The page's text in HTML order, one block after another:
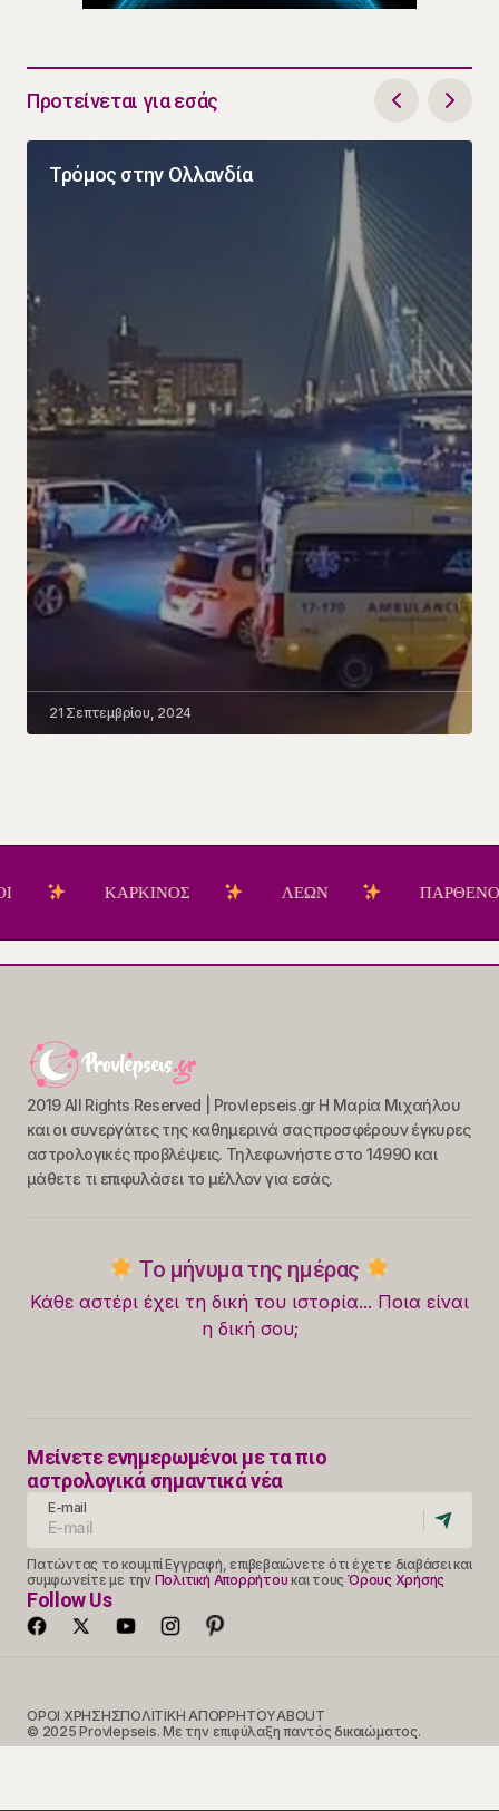
Προτείνεται για εσάς
Τρόμος στην Ολλανδία
21 Σεπτεμβρίου, 2024
ΚΑΡΚΙΝΟΣ ΛΕΩΝ ΠΑΡΘΕΝΟΣ
2019 All Rights Reserved | Provlepseis.gr Η Μαρία Μιχαήλου
και οι συνεργάτες της καθημερινά σας προσφέρουν έγκυρες
αστρολογικές προβλέψεις. Τηλεφωνήστε στο 14990 και
μάθετε τι επιφυλάσει το μέλλον για εσάς.
Το μήνυμα της ημέρας
Κάθε αστέρι έχει τη δική του ιστορία... Ποια είναι
η δική σου;
Μείνετε ενημερωμένοι με τα πιο
αστρολογικά σημαντικά νέα
E-mail
Πατώντας το κουμπί Εγγραφή, επιβεβαιώνετε ότι έχετε διαβάσει και
συμφωνείτε με την Πολιτική Απορρήτου και τους Όρους Χρήσης
Follow Us
ΟΡΟΙ ΧΡΗΣΗΣΠΟΛΙΤΙΚΗ ΑΠΟΡΡΗΤΟΥABOUT
© 2025 Provlepseis. Με την επιφύλαξη παντός δικαιώματος.